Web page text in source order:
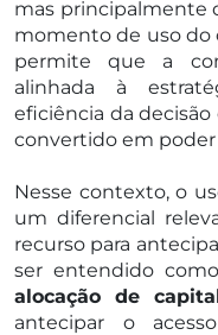
mas principalmente
momento de uso
permite que a
alinhada à
eficiência da
convertido em poder
Nesse contexto, o
um diferencial
recurso para
ser entendido
alocação de
antecipar o